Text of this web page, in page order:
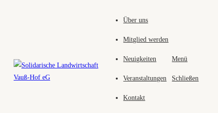
Über uns
Mitglied werden
Neuigkeiten
Veranstaltungen
Kontakt
Menü
Schließen